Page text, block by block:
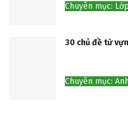
Chuyên mục:
30 chủ đề từ
Chuyên mục: